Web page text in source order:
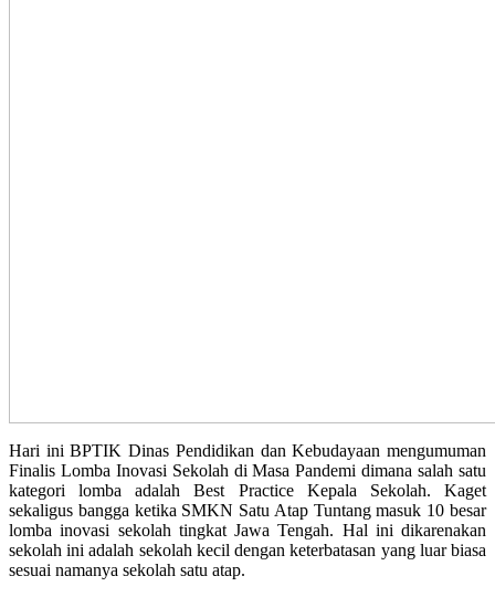
Hari ini BPTIK Dinas Pendidikan dan Kebudayaan mengumuman
Finalis Lomba Inovasi Sekolah di Masa Pandemi dimana salah satu
kategori lomba adalah Best Practice Kepala Sekolah. Kaget
sekaligus bangga ketika SMKN Satu Atap Tuntang masuk 10 besar
lomba inovasi sekolah tingkat Jawa Tengah. Hal ini dikarenakan
sekolah ini adalah sekolah kecil dengan keterbatasan yang luar biasa
sesuai namanya sekolah satu atap.